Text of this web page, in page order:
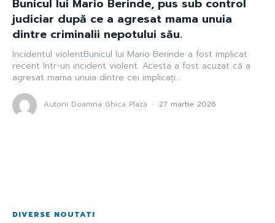
Bunicul lui Mario Berinde, pus sub control
judiciar după ce a agresat mama unuia
dintre criminalii nepotului său.
Incidentul violentBunicul lui Mario Berinde a fost implicat
recent într-un incident violent. Acesta a fost acuzat că a
agresat mama unuia dintre cei implicați...
Autorii Doamna Ghica Plaza - 27 martie 2026
DIVERSE NOUTATI